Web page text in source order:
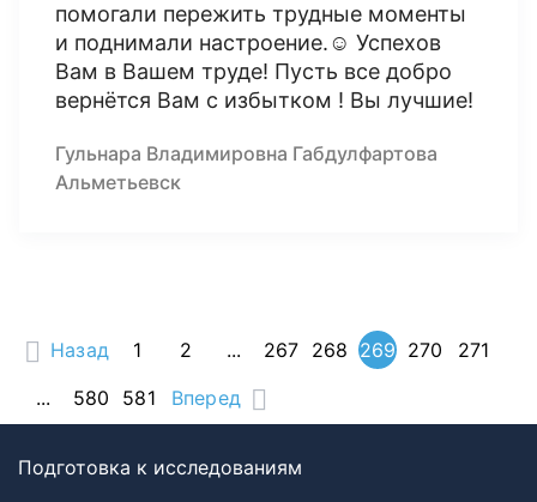
помогали пережить трудные моменты
и поднимали настроение.☺️ Успехов
Вам в Вашем труде! Пусть все добро
вернётся Вам с избытком ! Вы лучшие!
Гульнара Владимировна Габдулфартова
Альметьевск
Назад 1 2 ... 267 268 269 270
271
...
580 581 Вперед
Подготовка к исследованиям